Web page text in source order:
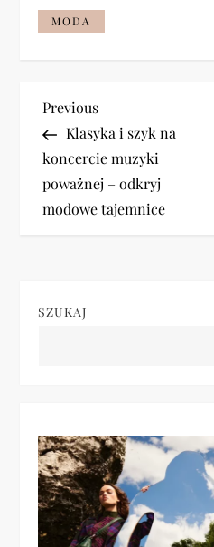
MODA
N
a
w
a
a
w
Previous
Post
Previous
Klasyka i szyk na
koncercie muzyki
poważnej – odkryj
modowe tajemnice
SZUKAJ